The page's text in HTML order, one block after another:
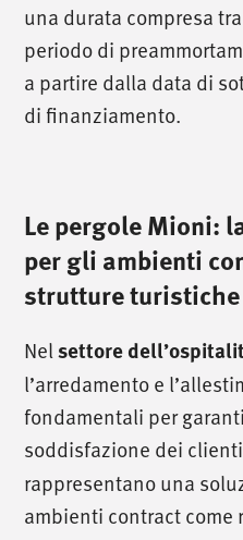
una durata compresa
periodo di
a partire dalla data di
di finanziamento.
Le pergole Mioni:
per gli ambienti
strutture turistiche
Nelsettore
l’arredamento e
fondamentali per
soddisfazione dei
rappresentano una
ambienti contract